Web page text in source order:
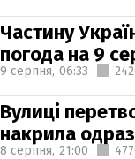
Частину
погода на 9
9 серпня, 06:33
Вулиці
накрила
8 серпня, 21:00